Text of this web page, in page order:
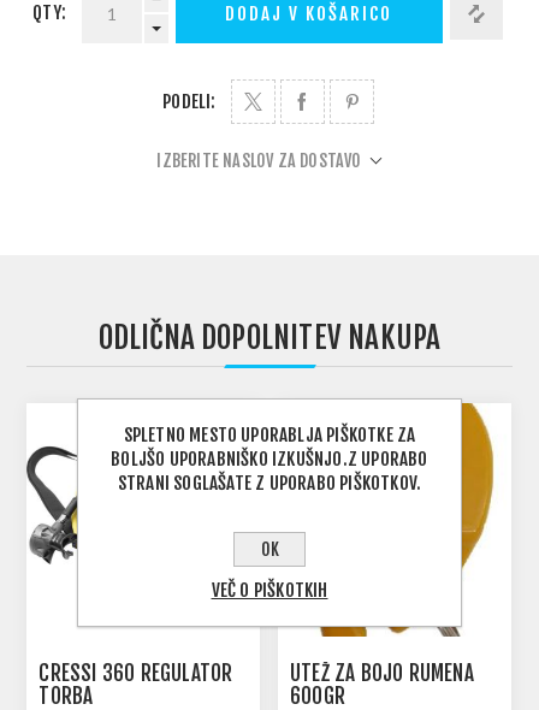
QTY: DODAJ V KOŠARICO
PODELI:
IZBERITE NASLOV ZA DOSTAVO
ODLIČNA DOPOLNITEV NAKUPA
CRESSI 360 REGULATOR
TORBA
UTEŽ ZA BOJO RUMENA
600GR
SPLETNO MESTO UPORABLJA PIŠKOTKE ZA
BOLJŠO UPORABNIŠKO IZKUŠNJO.Z UPORABO
STRANI SOGLAŠATE Z UPORABO PIŠKOTKOV.
OK
VEČ O PIŠKOTKIH